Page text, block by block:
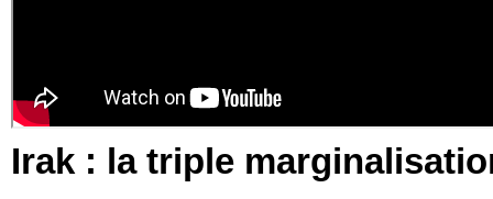
Irak : la triple